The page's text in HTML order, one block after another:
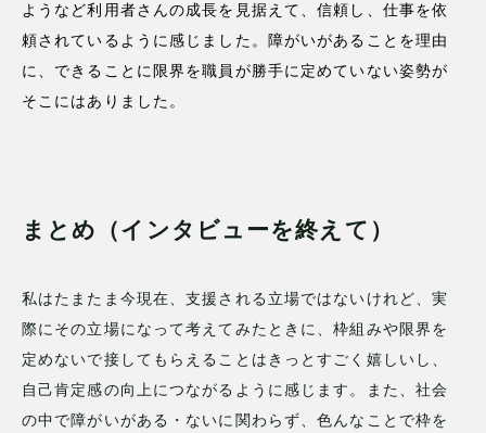
ようなど利用者さんの成長を見据えて、信頼し、仕事を依
頼されているように感じました。障がいがあることを理由
に、できることに限界を職員が勝手に定めていない姿勢が
そこにはありました。
まとめ（インタビューを終えて）
私はたまたま今現在、支援される立場ではないけれど、実
際にその立場になって考えてみたときに、枠組みや限界を
定めないで接してもらえることはきっとすごく嬉しいし、
自己肯定感の向上につながるように感じます。また、社会
の中で障がいがある・ないに関わらず、色んなことで枠を